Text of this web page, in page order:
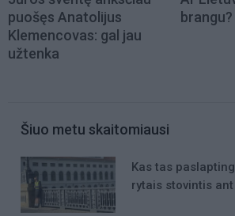
puošęs Anatolijus
Klemencovas: gal jau
užtenka
brangu?
Šiuo metu skaitomiausi
Kas tas
rytais stovintis